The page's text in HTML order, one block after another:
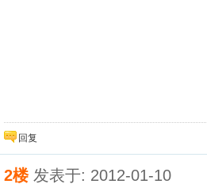
回复
2楼 发表于: 2012-01-10